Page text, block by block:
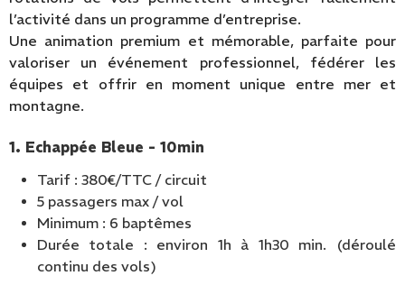
l’activité dans un programme d’entreprise.
Une animation premium et mémorable, parfaite pour
valoriser un événement professionnel, fédérer les
équipes et offrir en moment unique entre mer et
montagne.
1. Echappée Bleue - 10min
Tarif : 380€/TTC / circuit
5 passagers max / vol
Minimum : 6 baptêmes
Durée totale : environ 1h à 1h30 min. (déroulé
continu des vols)